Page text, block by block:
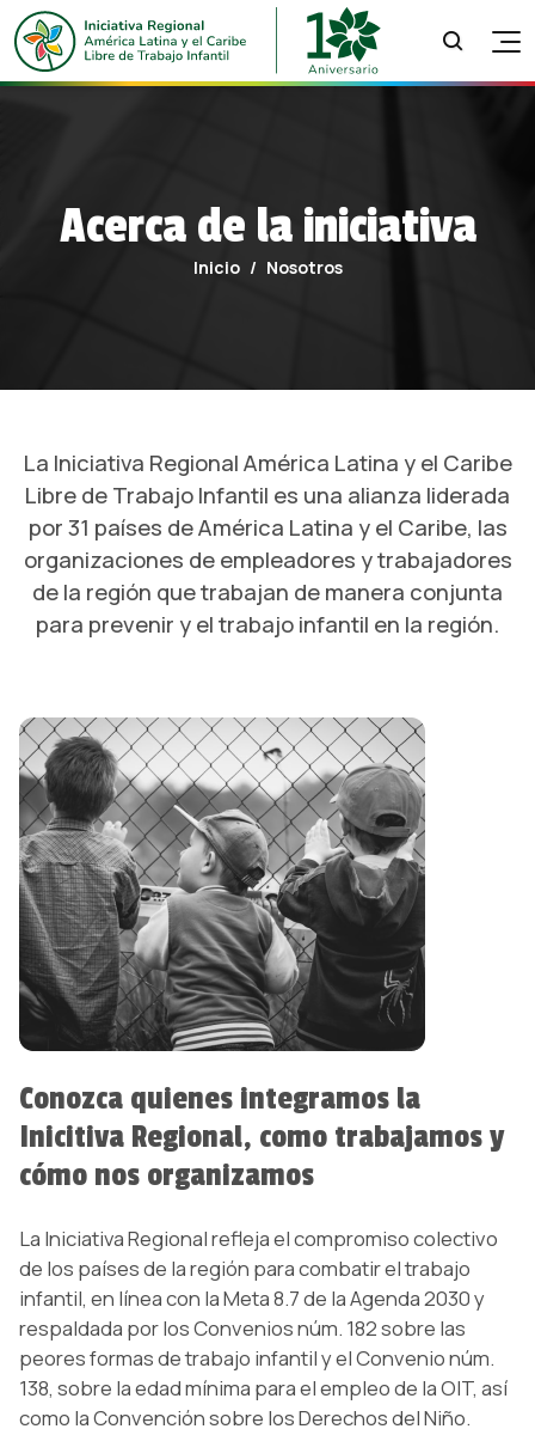
OBSERVATORIO REGIONAL
¿QUÉ HACER FRENTE AL TRABAJO INFANTIL?
ACTIVISMO
NOSOTROS
ACERCA DE LA INICIATIVA
AGENDA 2030
LOGROS
SOCIOS Y ALIADOS ESTRATÉGICOS
NOTICIASAcerca de la iniciativa
Inicio Nosotros
La Iniciativa Regional América Latina y el Caribe
Libre de Trabajo Infantil es una alianza liderada
por 31 países de América Latina y el Caribe, las
organizaciones de empleadores y trabajadores
de la región que trabajan de manera conjunta
para prevenir y el trabajo infantil en la región.
Conozca quienes integramos la
Inicitiva Regional, como trabajamos y
cómo nos organizamos
La Iniciativa Regional refleja el compromiso colectivo
de los países de la región para combatir el trabajo
infantil, en línea con la Meta 8.7 de la Agenda 2030 y
respaldada por los Convenios núm. 182 sobre las
peores formas de trabajo infantil y el Convenio núm.
138, sobre la edad mínima para el empleo de la OIT, así
como la Convención sobre los Derechos del Niño.